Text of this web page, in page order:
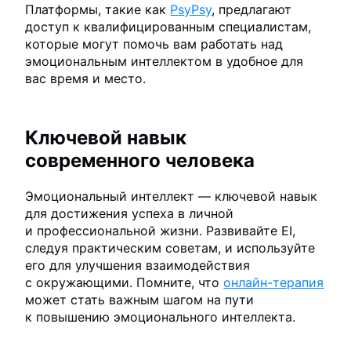
Платформы, такие как PsyPsy, предлагают
доступ к квалифицированным специалистам,
которые могут помочь вам работать над
эмоциональным интеллектом в удобное для
вас время и место.
Ключевой навык
современного человека
Эмоциональный интеллект — ключевой навык
для достижения успеха в личной
и профессиональной жизни. Развивайте EI,
следуя практическим советам, и используйте
его для улучшения взаимодействия
с окружающими. Помните, чтоонлайн-терапия
может стать важным шагом на пути
к повышению эмоционального интеллекта.